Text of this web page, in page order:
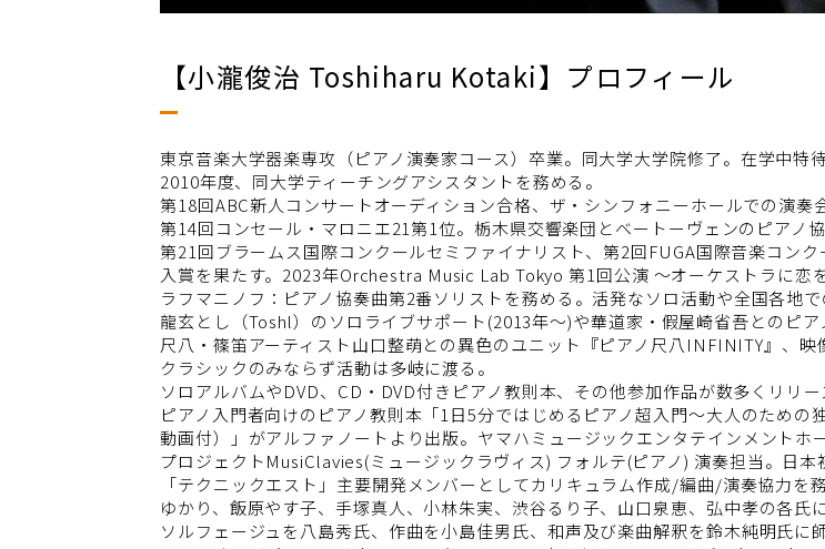
【小瀧俊治 Toshiharu Kotaki】プロフィール
東京音楽大学器楽専攻（ピアノ演奏家コース）卒業。同大学大学院修了。在学中特
2010年度、同大学ティーチングアシスタントを務める。
第18回ABC新人コンサートオーディション合格、ザ・シンフォニーホールでの演奏
第14回コンセール・マロニエ21第1位。栃木県交響楽団とベートーヴェンのピアノ協
第21回ブラームス国際コンクールセミファイナリスト、第2回FUGA国際音楽コン
入賞を果たす。2023年Orchestra Music Lab Tokyo 第1回公演 〜オーケストラに恋
ラフマニノフ：ピアノ協奏曲第2番ソリストを務める。活発なソロ活動や全国各地で
龍玄とし（Toshl）のソロライブサポート(2013年〜)や華道家・假屋崎省吾とのピア
尺八・篠笛アーティスト山口整萌との異色のユニット『ピアノ尺八INFINITY』、
クラシックのみならず活動は多岐に渡る。
ソロアルバムやDVD、CD・DVD付きピアノ教則本、その他参加作品が数多くリリ
ピアノ入門者向けのピアノ教則本「1日5分ではじめるピアノ超入門～大人のための
動画付）」がアルファノートより出版。ヤマハミュージックエンタテインメントホ
プロジェクトMusiClavies(ミュージックラヴィス) フォルテ(ピアノ) 演奏担当。日本
「テクニックエスト」主要開発メンバーとしてカリキュラム作成/編曲/演奏協力を
ゆかり、飯原やす子、手塚真人、小林朱実、渋谷るり子、山口泉恵、弘中孝の各氏
ソルフェージュを八島秀氏、作曲を小島佳男氏、和声及び楽曲解釈を鈴木純明氏に